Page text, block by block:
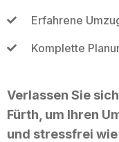
Erfahrene
Komplette
Verlassen Sie
Fürth, um Ihren
und stressfrei